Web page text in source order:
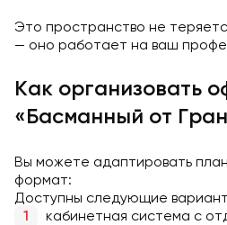
Это пространство не
— оно работает на ваш
Как организовать
«Басманный от
Вы можете адаптировать
формат:
Доступны следующие
кабинетная система с